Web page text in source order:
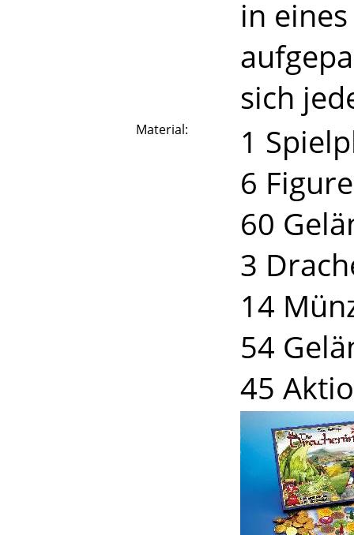
in
sich
Material:
1
6
60
3
14
54
45